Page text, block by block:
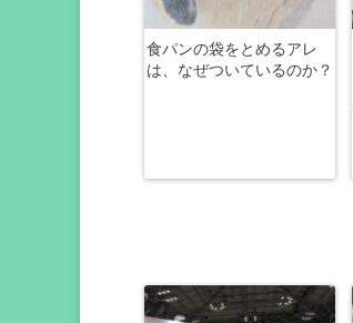
食パンの袋をとめるアレ
は、なぜついているのか？